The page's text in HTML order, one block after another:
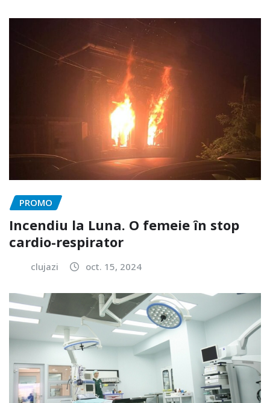
PROMO
Incendiu la Luna. O femeie în stop
cardio-respirator
clujazi oct. 15, 2024